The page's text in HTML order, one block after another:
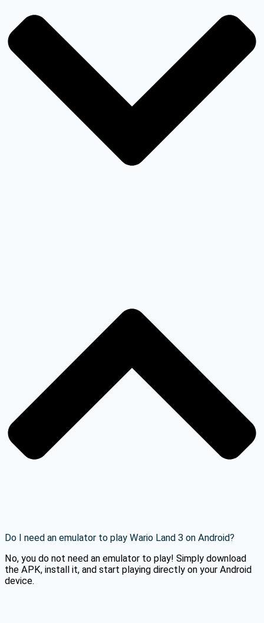
Do I need an emulator to play Wario Land 3 on Android?
No, you do not need an emulator to play! Simply download
the APK, install it, and start playing directly on your Android
device.